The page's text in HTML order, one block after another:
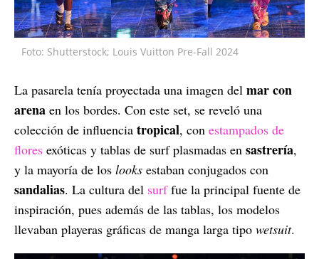
Foto: Shutterstock; Louis Vuitton Pre-Fall 2024
La pasarela tenía proyectada una imagen del mar con
arena en los bordes. Con este set, se reveló una
colección de influencia tropical, con estampados de
flores exóticas y tablas de surf plasmadas en sastrería,
y la mayoría de los looks estaban conjugados con
sandalias. La cultura del surf fue la principal fuente de
inspiración, pues además de las tablas, los modelos
llevaban playeras gráficas de manga larga tipo wetsuit.